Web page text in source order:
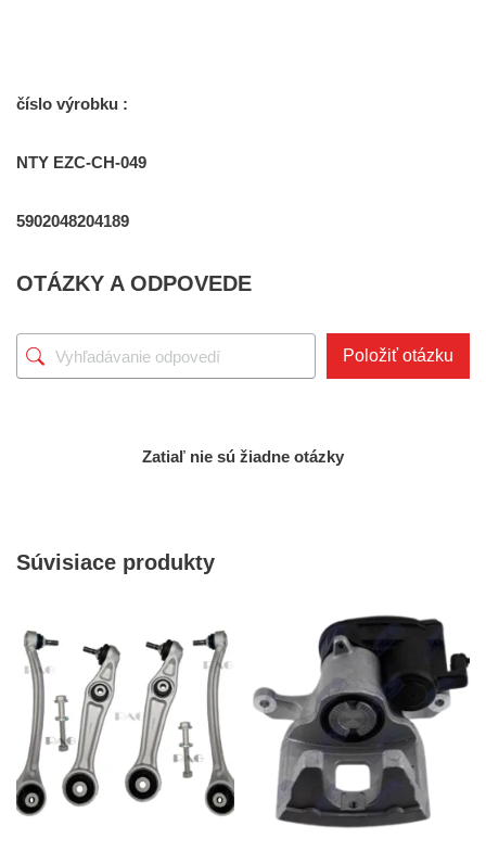
číslo výrobku :
NTY EZC-CH-049
5902048204189
OTÁZKY A ODPOVEDE
Položiť otázku
Zatiaľ nie sú žiadne otázky
Súvisiace produkty